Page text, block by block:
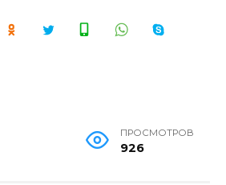
ПРОСМОТРОВ
926